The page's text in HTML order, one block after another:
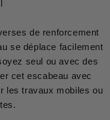
de renforcement
se déplace facilement
seul ou avec des
cet escabeau avec
les travaux mobiles ou